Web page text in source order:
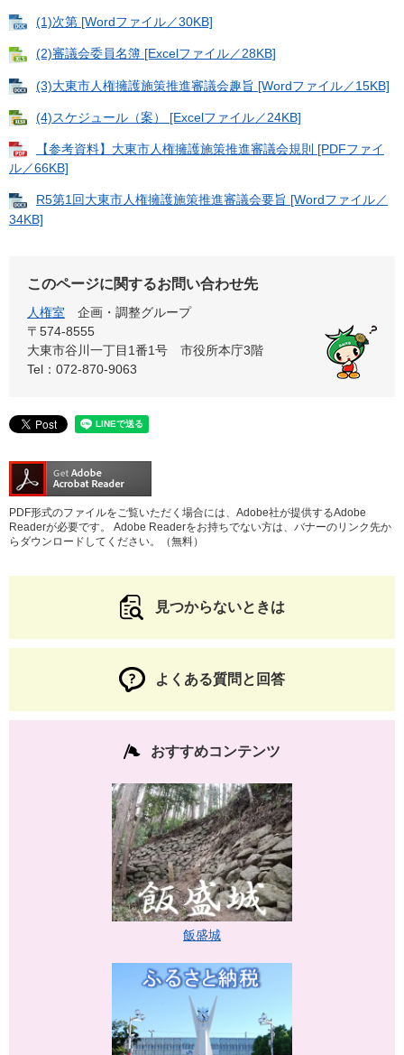
(1)次第 [Wordファイル／30KB]
(2)審議会委員名簿 [Excelファイル／28KB]
(3)大東市人権擁護施策推進審議会趣旨 [Wordファイル／15KB]
(4)スケジュール（案） [Excelファイル／24KB]
【参考資料】大東市人権擁護施策推進審議会規則 [PDFファイ
ル／66KB]
R5第1回大東市人権擁護施策推進審議会要旨 [Wordファイル／
34KB]
このページに関するお問い合わせ先
人権室
企画・調整グループ
〒574-8555
大東市谷川一丁目1番1号 市役所本庁3階
Tel：072-870-9063
PDF形式のファイルをご覧いただく場合には、Adobe社が提供するAdobe
Readerが必要です。
Adobe Readerをお持ちでない方は、バナーのリンク先か
らダウンロードしてください。（無料）
見つからないときは
よくある質問と回答
おすすめコンテンツ
飯盛城